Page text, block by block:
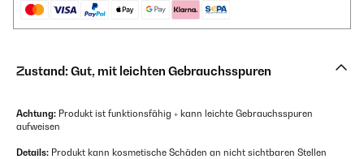
Zustand: Gut, mit leichten Gebrauchsspuren
Achtung: Produkt ist funktionsfähig + kann leichte Gebrauchsspuren
aufweisen
Details: Produkt kann kosmetische Schäden an nicht sichtbaren Stellen